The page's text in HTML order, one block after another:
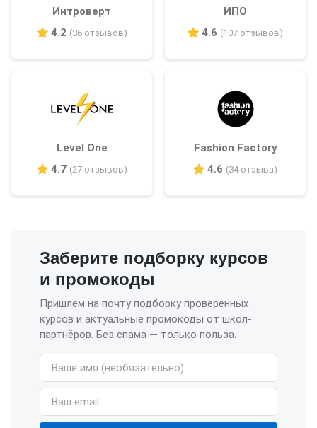
Интроверт
4.2 (36 отзывов)
ИПО
4.6 (107 отзывов)
Level One
4.7 (27 отзывов)
Fashion Factory
4.6 (34 отзыва)
Заберите подборку курсов
и промокоды
Пришлём на почту подборку проверенных
курсов и актуальные промокоды от школ-
партнёров. Без спама — только польза.
Имя (необязательно)
Email